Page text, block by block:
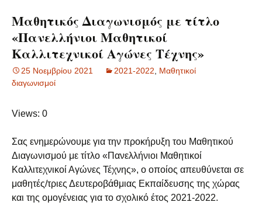
Μαθητικός Διαγωνισμός με τίτλο
«Πανελλήνιοι Μαθητικοί
Καλλιτεχνικοί Αγώνες Τέχνης»
25 Νοεμβρίου 2021 2021-2022
Μαθητικοί
διαγωνισμοί
Views: 0
Σας ενημερώνουμε για την προκήρυξη του Μαθητικού
Διαγωνισμού με τίτλο «Πανελλήνιοι Μαθητικοί
Καλλιτεχνικοί Αγώνες Τέχνης», ο οποίος απευθύνεται σε
μαθητές/τριες Δευτεροβάθμιας Εκπαίδευσης της χώρας
και της ομογένειας για το σχολικό έτος 2021-2022.